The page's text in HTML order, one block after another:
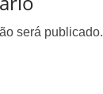
será publicado.